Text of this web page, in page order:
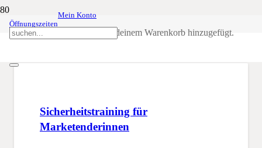
Öffnungszeiten
Mein Konto
wurde deinem Warenkorb hinzugefügt.
Karatemeister
Sicherheitstraining für
Marketenderinnen